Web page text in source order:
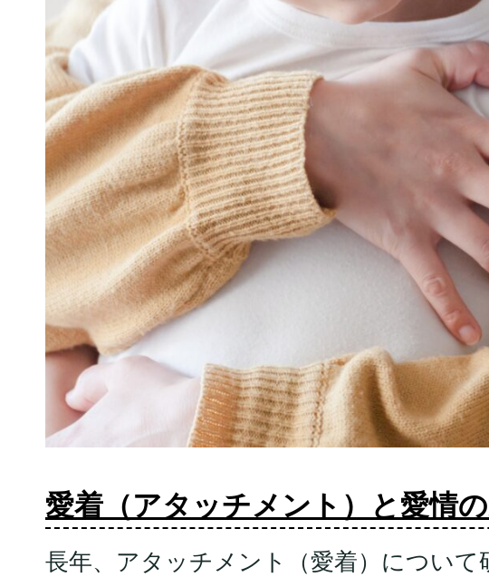
愛着（アタッチメント）と愛情
長年、アタッチメント（愛着）につい